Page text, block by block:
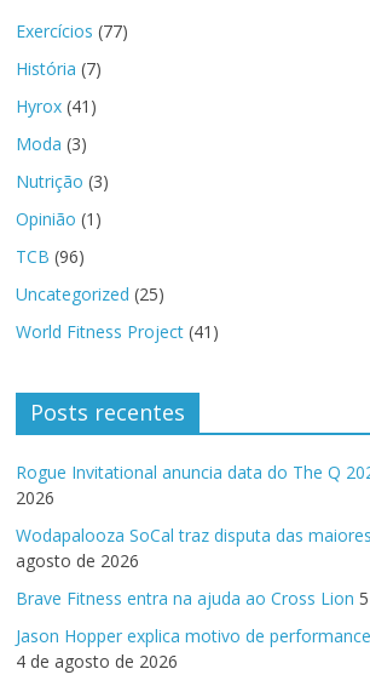
Exercícios (77)
História (7)
Hyrox (41)
Moda (3)
Nutrição (3)
Opinião (1)
TCB (96)
Uncategorized (25)
World Fitness Project (41)
Posts recentes
Rogue Invitational anuncia data do The Q
2026
Wodapalooza SoCal traz disputa das
agosto de 2026
Brave Fitness entra na ajuda ao Cross Lion
Jason Hopper explica motivo de
4 de agosto de 2026